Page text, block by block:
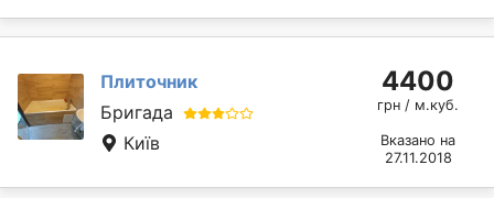
Плиточник
Бригада
Київ
4400
грн / м.куб.
Вказано на
27.11.2018